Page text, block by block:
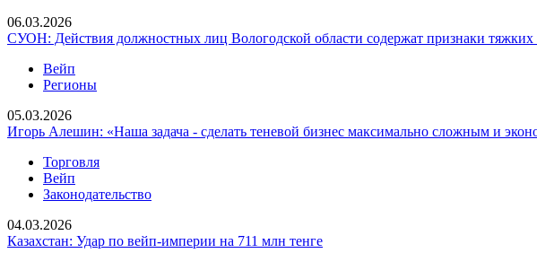
06.03.2026
СУОН: Действия должностных лиц Вологодской области содержат признаки тяжких
Вейп
Регионы
05.03.2026
Игорь Алешин: «Наша задача - сделать теневой бизнес максимально сложным и
Торговля
Вейп
Законодательство
04.03.2026
Казахстан: Удар по вейп-империи на 711 млн тенге